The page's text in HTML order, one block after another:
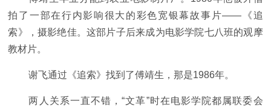
拍了一部在行内影响很大的彩色宽银幕故事片——《追
索》，摄影绝佳。这部片子后来成为电影学院七八班的观摩
教材片。
谢飞通过《追索》找到了傅靖生，那是1986年。
两人关系一直不错，“文革”时在电影学院都属联委会